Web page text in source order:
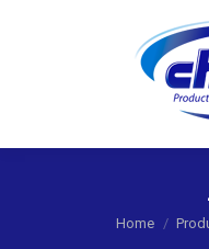
You are here:
Home